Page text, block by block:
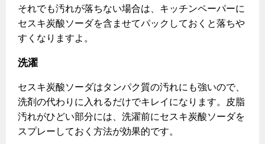
それでも汚れが落ちない場合は、キッチンペーパーに
セスキ炭酸ソーダを含ませてパックしておくと落ちや
すくなりますよ。
洗濯
セスキ炭酸ソーダはタンパク質の汚れにも強いので、
洗剤の代わりに入れるだけでキレイになります。皮脂
汚れがひどい部分には、洗濯前にセスキ炭酸ソーダを
スプレーしておく方法が効果的です。